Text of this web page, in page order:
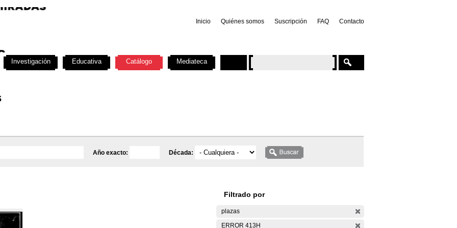
Inicio Quiénes somos Suscripción FAQ Contacto
Año exacto: Década:
Filtrado por
plazas
ERROR 413H
Investigación Educativa Catálogo Mediateca